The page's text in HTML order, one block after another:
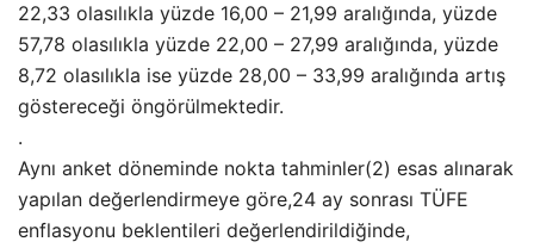
22,33 olasılıkla yüzde 16,00 – 21,99 aralığında, yüzde
57,78 olasılıkla yüzde 22,00 – 27,99 aralığında, yüzde
8,72 olasılıkla ise yüzde 28,00 – 33,99 aralığında artış
göstereceği öngörülmektedir.
.
Aynı anket döneminde nokta tahminler(2) esas alınarak
yapılan değerlendirmeye göre,24 ay sonrası TÜFE
enflasyonu beklentileri değerlendirildiğinde,